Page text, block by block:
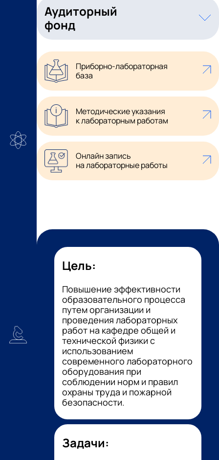
Аудиторный
фонд
Приборно-лабораторная
база
Методические указания
к лабораторным работам
Онлайн запись
на лабораторные работы
Цель:
Повышение эффективности
образовательного процесса
путем организации и
проведения лабораторных
работ на кафедре общей и
технической физики с
использованием
современного лабораторного
оборудования при
соблюдении норм и правил
охраны труда и пожарной
безопасности.
Задачи: